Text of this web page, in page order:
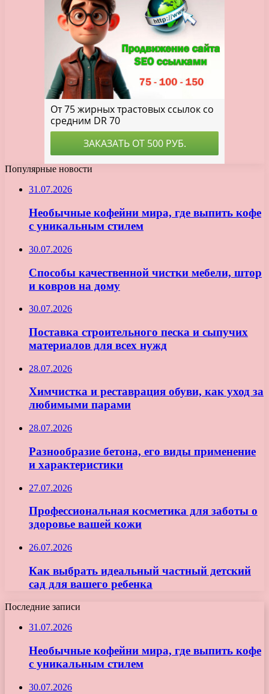
Популярные новости
31.07.2026
Необычные кофейни мира, где выпить кофе
с уникальным стилем
30.07.2026
Способы качественной чистки мебели, штор
и ковров на дому
30.07.2026
Поставка строительного песка и сыпучих
материалов для всех нужд
28.07.2026
Химчистка и реставрация обуви, как уход за
любимыми парами
28.07.2026
Разнообразие бетона, его виды применение
и характеристики
27.07.2026
Профессиональная косметика для заботы о
здоровье вашей кожи
26.07.2026
Как выбрать идеальный частный детский
сад для вашего ребенка
Последние записи
31.07.2026
Необычные кофейни мира, где выпить кофе
с уникальным стилем
30.07.2026